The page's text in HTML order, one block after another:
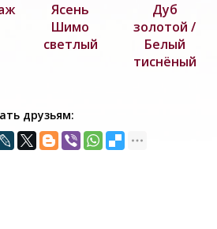
Ясень
Шимо
светлый
Дуб
золотой /
Белый
тиснёный
друзьям: